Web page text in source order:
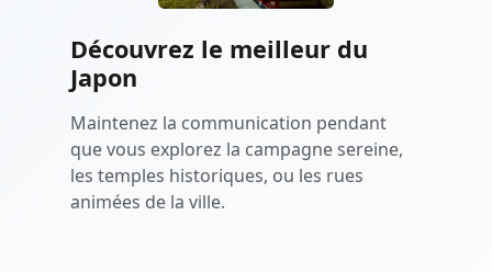
Découvrez le meilleur du
Japon
Maintenez la communication pendant
que vous explorez la campagne sereine,
les temples historiques, ou les rues
animées de la ville.